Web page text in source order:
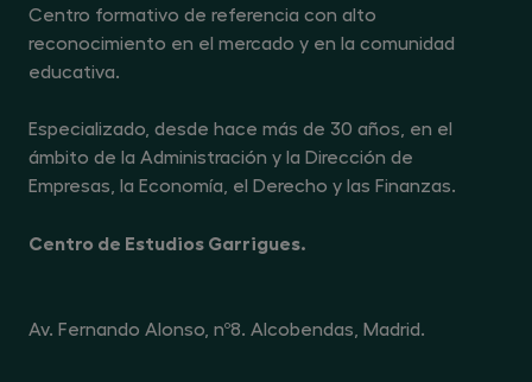
Centro formativo de referencia con alto
reconocimiento en el mercado y en la comunidad
educativa.
Especializado, desde hace más de 30 años, en el
ámbito de la Administración y la Dirección de
Empresas, la Economía, el Derecho y las Finanzas.
Centro de Estudios Garrigues.
Av. Fernando Alonso, nº8. Alcobendas, Madrid.